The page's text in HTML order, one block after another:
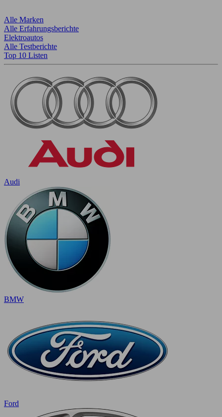
Alle Marken
Alle Erfahrungsberichte
Elektroautos
Alle Testberichte
Top 10 Listen
Audi
BMW
Ford